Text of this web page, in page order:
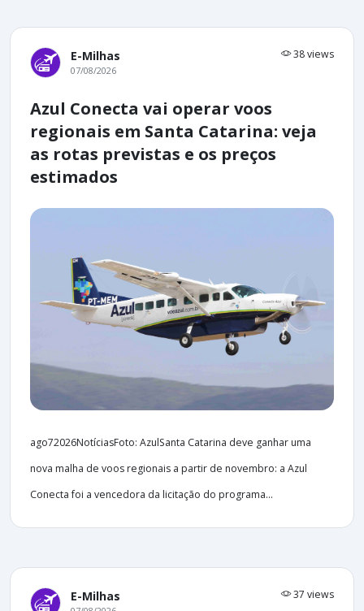
E-Milhas 38 views
07/08/2026
Azul Conecta vai operar voos
regionais em Santa Catarina: veja
as rotas previstas e os preços
estimados
ago72026NotíciasFoto: AzulSanta Catarina deve ganhar uma
nova malha de voos regionais a partir de novembro: a Azul
Conecta foi a vencedora da licitação do programa...
E-Milhas 37 views